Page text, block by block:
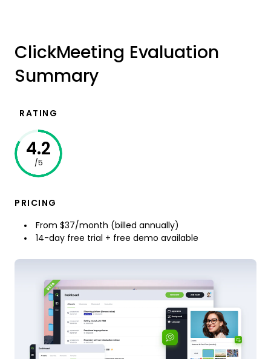
ClickMeeting Evaluation
Summary
RATING
4.2
/5
PRICING
From $37/month (billed annually)
14-day free trial + free demo available